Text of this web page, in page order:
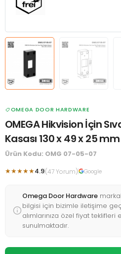
OMEGA DOOR HARDWARE
OMEGA Hikvision İçin
Kasası 130 x 49 x 25 mm
Ürün Kodu: OMG 07-05-07
★★★★★4.9(47 Yorum) Google
Omega Door Hardware
bilgisi için bizimle iletişime
alımlarınıza özel fiyat teklifleri
sunulmaktadır.